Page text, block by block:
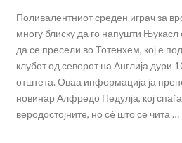
Поливалентниот среден играч за
многу блиску да го напушти Њукасл
да се пресели во Тотенхем, кој е
клубот од северот на Англија дури
отштета. Оваа информација ја
новинар Алфредо Педулја, кој
веродостојните, но сè што се чита …